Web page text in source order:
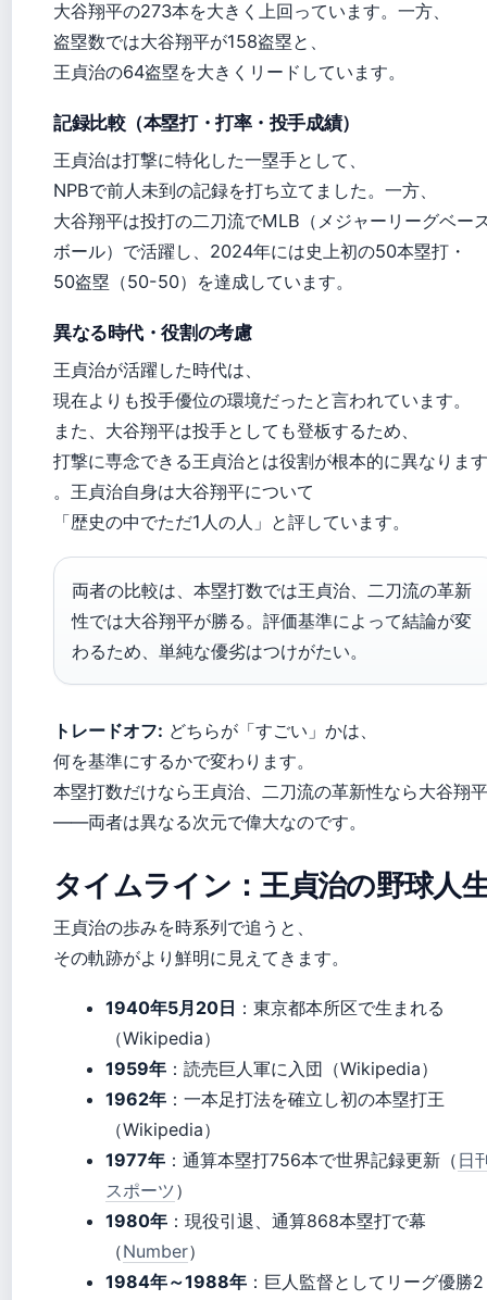
大谷翔平の273本を大きく上回っています。一方、
盗塁数では大谷翔平が158盗塁と、
王貞治の64盗塁を大きくリードしています。
記録比較（本塁打・打率・投手成績）
王貞治は打撃に特化した一塁手として、
NPBで前人未到の記録を打ち立てました。一方、
大谷翔平は投打の二刀流でMLB（メジャーリーグベー
ボール）で活躍し、2024年には史上初の50本塁打・
50盗塁（50-50）を達成しています。
異なる時代・役割の考慮
王貞治が活躍した時代は、
現在よりも投手優位の環境だったと言われています。
また、大谷翔平は投手としても登板するため、
打撃に専念できる王貞治とは役割が根本的に異なります
。王貞治自身は大谷翔平について
「歴史の中でただ1人の人」と評しています。
両者の比較は、本塁打数では王貞治、二刀流の革新
性では大谷翔平が勝る。評価基準によって結論が変
わるため、単純な優劣はつけがたい。
トレードオフ: どちらが「すごい」かは、
何を基準にするかで変わります。
本塁打数だけなら王貞治、二刀流の革新性なら大谷翔平
——両者は異なる次元で偉大なのです。
タイムライン：王貞治の野球人
王貞治の歩みを時系列で追うと、
その軌跡がより鮮明に見えてきます。
1940年5月20日 ：東京都本所区で生まれる
（Wikipedia）
1959年 ：読売巨人軍に入団（Wikipedia）
1962年 ：一本足打法を確立し初の本塁打王
（Wikipedia）
1977年 ：通算本塁打756本で世界記録更新（ 日
スポーツ）
1980年 ：現役引退、通算868本塁打で幕
（Number）
1984年～1988年 ：巨人監督としてリーグ優勝2